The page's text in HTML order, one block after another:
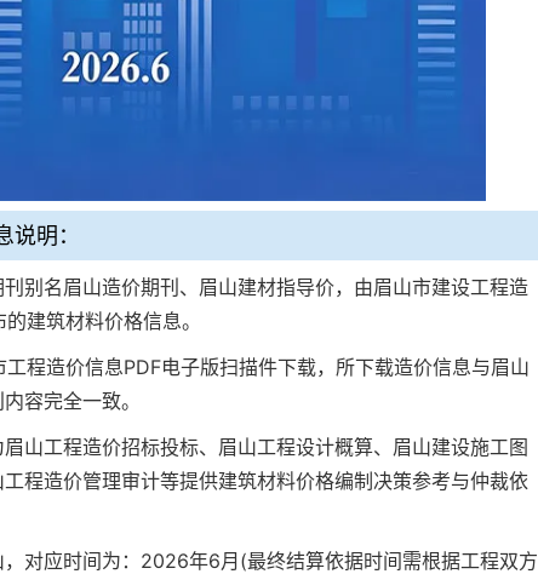
明：
别名眉山造价期刊、眉山建材指导价，由眉山市建设工程造
的建筑材料价格信息。
程造价信息PDF电子版扫描件下载，所下载造价信息与眉山
容完全一致。
眉山工程造价招标投标、 眉山工程设计概算、 眉山建设施工图
工程造价管理审计等提供建筑材料价格编制决策参考与仲裁依
对应时间为：2026年6月(最终结算依据时间需根据工程双方